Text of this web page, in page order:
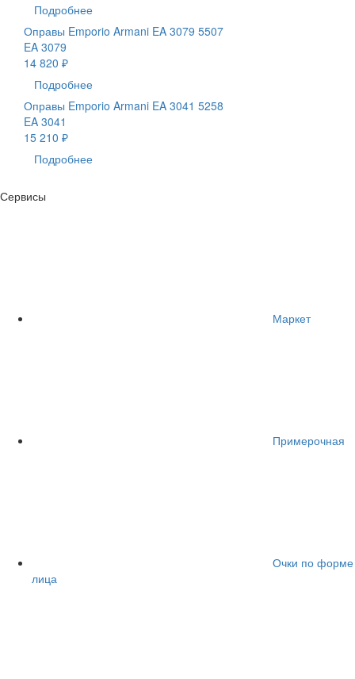
Подробнее
Оправы Emporio Armani EA 3079 5507
EA 3079
14 820 ₽
Подробнее
Оправы Emporio Armani EA 3041 5258
EA 3041
15 210 ₽
Подробнее
Сервисы
Маркет
Примерочная
Очки по форме
лица